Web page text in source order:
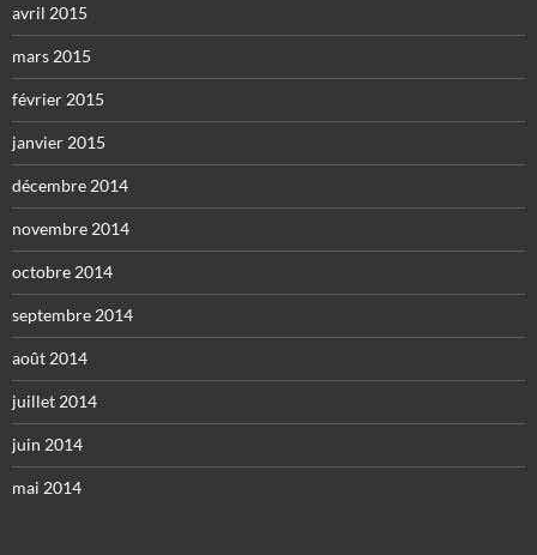
avril 2015
mars 2015
février 2015
janvier 2015
décembre 2014
novembre 2014
octobre 2014
septembre 2014
août 2014
juillet 2014
juin 2014
mai 2014